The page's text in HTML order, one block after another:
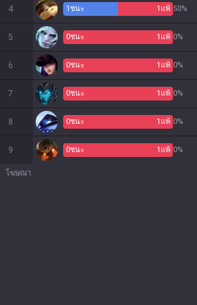
4 1ชนะ 1 แพ้ 50%
5 0ชนะ 1 แพ้ 0%
6 0ชนะ 1 แพ้ 0%
7 0ชนะ 1 แพ้ 0%
8 0ชนะ 1 แพ้ 0%
9 0ชนะ 1 แพ้ 0%
โฆษณา